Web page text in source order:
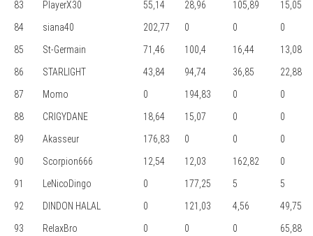
83 PlayerX30 55,14 28,96 105,89
15,05
84
siana40 202,77 0 0
0
85
St-Germain 71,46 100,4 16,44
13,08
86
STARLIGHT 43,84 94,74 36,85
22,88
87
Momo 0 194,83 0
0
88
CRIGYDANE 18,64 15,07 0
0
89
Akasseur 176,83 0 0
0
90
Scorpion666 12,54 12,03 162,82
0
91
LeNicoDingo 0 177,25 5
5
92
DINDON HALAL 0 121,03 4,56
49,75
93
RelaxBro 0 0 0
65,88